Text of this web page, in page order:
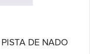
DE NADO